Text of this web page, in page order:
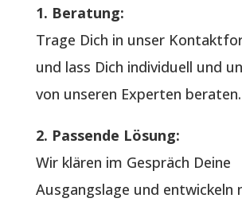
1. Beratung:
Trage Dich in unser
und lass Dich individuell und
von unseren Experten beraten.
2. Passende Lösung:
Wir klären im Gespräch Deine
Ausgangslage und entwickeln